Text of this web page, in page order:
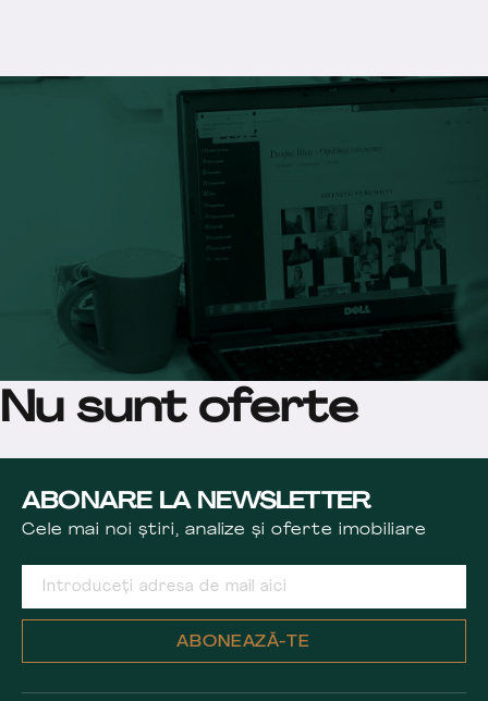
Nu sunt oferte
ABONARE LA NEWSLETTER
Cele mai noi știri, analize și oferte imobiliare
ABONEAZĂ-TE